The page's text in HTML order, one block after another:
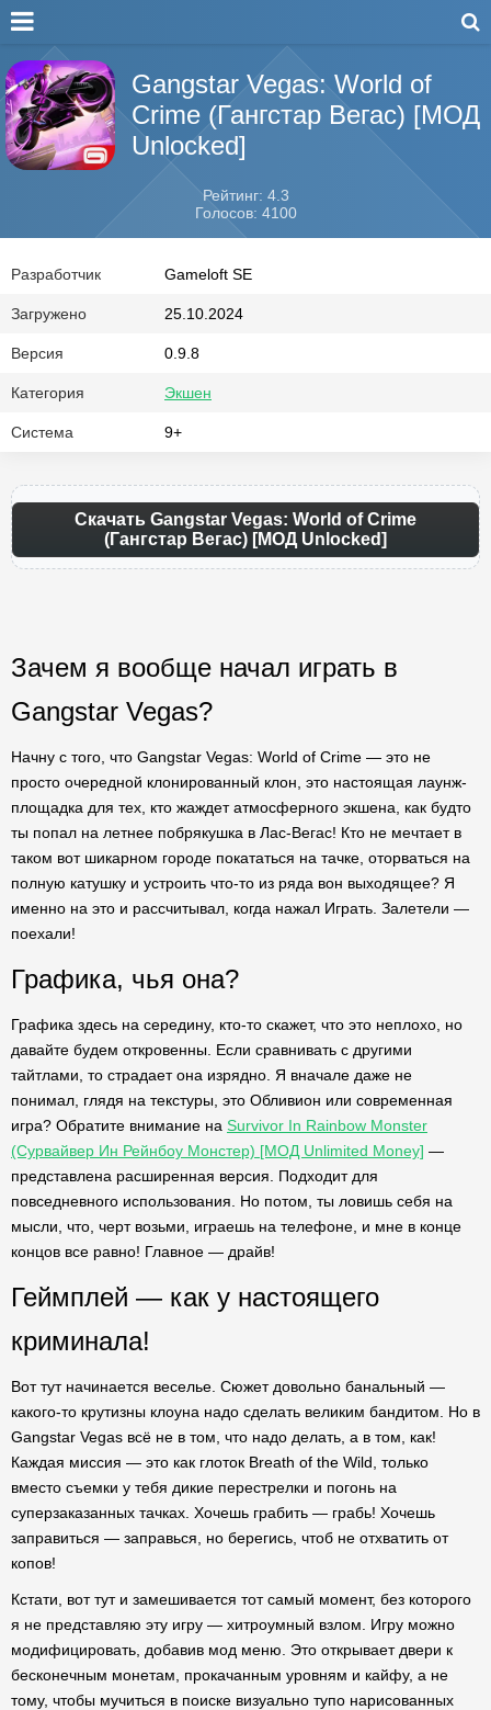
Gangstar Vegas: World of
Crime (Гангстар Вегас) [МОД
Unlocked]
Рейтинг: 4.3
Голосов: 4100
Разработчик Gameloft SE
Загружено 25.10.2024
Версия 0.9.8
Категория Экшен
Система 9+
Скачать Gangstar Vegas: World of Crime
(Гангстар Вегас) [МОД Unlocked]
Зачем я вообще начал играть в
Gangstar Vegas?
Начну с того, что Gangstar Vegas: World of Crime — это не
просто очередной клонированный клон, это настоящая лаунж-
площадка для тех, кто жаждет атмосферного экшена, как будто
ты попал на летнее побрякушка в Лас-Вегас! Кто не мечтает в
таком вот шикарном городе покататься на тачке, оторваться на
полную катушку и устроить что-то из ряда вон выходящее? Я
именно на это и рассчитывал, когда нажал Играть. Залетели —
поехали!
Графика, чья она?
Графика здесь на середину, кто-то скажет, что это неплохо, но
давайте будем откровенны. Если сравнивать с другими
тайтлами, то страдает она изрядно. Я вначале даже не
понимал, глядя на текстуры, это Обливион или современная
игра? Обратите внимание на Survivor In Rainbow Monster
(Сурвайвер Ин Рейнбоу Монстер) [МОД Unlimited Money] —
представлена расширенная версия. Подходит для
повседневного использования. Но потом, ты ловишь себя на
мысли, что, черт возьми, играешь на телефоне, и мне в конце
концов все равно! Главное — драйв!
Геймплей — как у настоящего
криминала!
Вот тут начинается веселье. Сюжет довольно банальный —
какого-то крутизны клоуна надо сделать великим бандитом. Но в
Gangstar Vegas всё не в том, что надо делать, а в том, как!
Каждая миссия — это как глоток Breath of the Wild, только
вместо съемки у тебя дикие перестрелки и погонь на
суперзаказанных тачках. Хочешь грабить — грабь! Хочешь
заправиться — заправься, но берегись, чтоб не отхватить от
копов!
Кстати, вот тут и замешивается тот самый момент, без которого
я не представляю эту игру — хитроумный взлом. Игру можно
модифицировать, добавив мод меню. Это открывает двери к
бесконечным монетам, прокачанным уровням и кайфу, а не
тому, чтобы мучиться в поиске визуально тупо нарисованных